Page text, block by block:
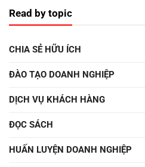
Read by topic
CHIA SẺ HỮU ÍCH
ĐÀO TẠO DOANH NGHIỆP
DỊCH VỤ KHÁCH HÀNG
ĐỌC SÁCH
HUẤN LUYỆN DOANH NGHIỆP